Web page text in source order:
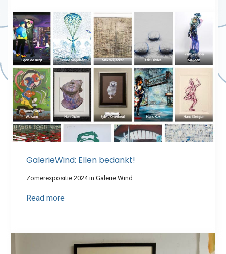
GalerieWind: Ellen bedankt!
Zomerexpositie 2024 in Galerie Wind
Read more